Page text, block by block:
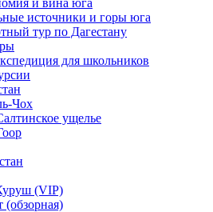
и вина юга
источники и горы юга
тур по Дагестану
для школьников
Чох
ущелье
(VIP)
(обзорная)